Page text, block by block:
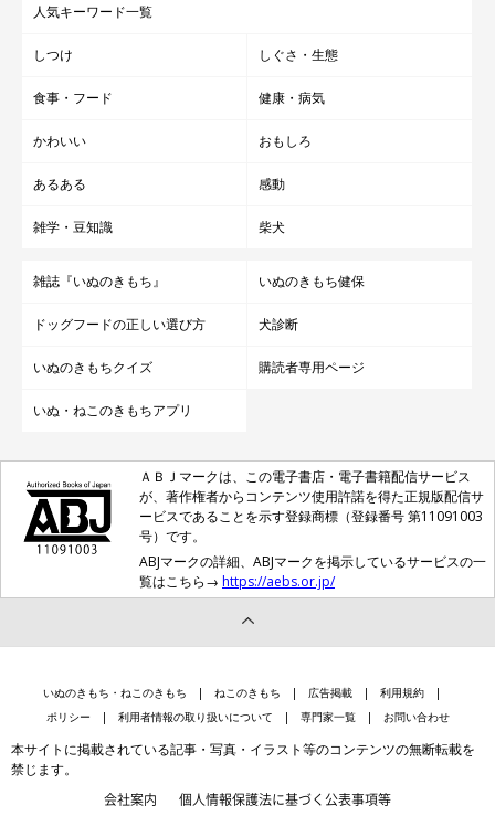
人気キーワード一覧
しつけ しぐさ・生態
食事・フード 健康・病気
かわいい おもしろ
あるある 感動
雑学・豆知識 柴犬
雑誌『いぬのきもち』 いぬのきもち健保
ドッグフードの正しい選び方 犬診断
いぬのきもちクイズ 購読者専用ページ
いぬ・ねこのきもちアプリ
ＡＢＪマークは、この電子書店・電子書籍配信サービス
が、著作権者からコンテンツ使用許諾を得た正規版配信サ
ービスであることを示す登録商標（登録番号 第11091003
号）です。
ABJマークの詳細、ABJマークを掲示しているサービスの一
覧はこちら→ https://aebs.or.jp/
いぬのきもち・ねこのきもち ねこのきもち 広告掲載
利用規約
ポリシー
利用者情報の取り扱いについて 専門家一覧 お問い合わせ
本サイトに掲載されている記事・写真・イラスト等のコンテンツの無断転載を
禁じます。
会社案内 個人情報保護法に基づく公表事項等